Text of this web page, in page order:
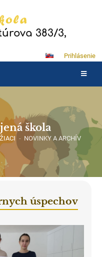
383/3,
Prihlásenie
škola
- NOVINKY A ARCHÍV
úspechov